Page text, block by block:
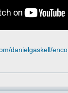
danielgaskell/